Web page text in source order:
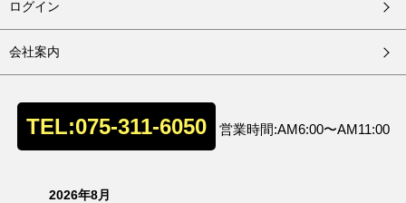
ログイン
会社案内
TEL:075-311-6050 営業時間:AM6:00〜AM11:00
2026年8月